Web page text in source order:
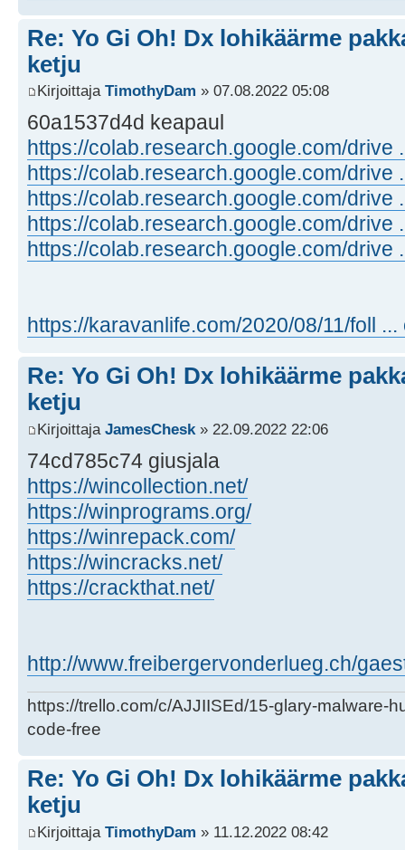
Re: Yo Gi Oh! Dx lohikäärme
ketju
Kirjoittaja TimothyDam » 07.08.2022 05:08
60a1537d4d keapaul
https://colab.research.google.com/drive
https://colab.research.google.com/drive
https://colab.research.google.com/drive
https://colab.research.google.com/drive
https://colab.research.google.com/drive
https://karavanlife.com/2020/08/11/foll
Re: Yo Gi Oh! Dx lohikäärme
ketju
Kirjoittaja JamesChesk » 22.09.2022 22:06
74cd785c74 giusjala
https://wincollection.net/
https://winprograms.org/
https://winrepack.com/
https://wincracks.net/
https://crackthat.net/
http://www.freibergervonderlueg.ch/
https://trello.com/c/AJJIISEd/15-glary-malware-
code-free
Re: Yo Gi Oh! Dx lohikäärme
ketju
Kirjoittaja TimothyDam » 11.12.2022 08:42